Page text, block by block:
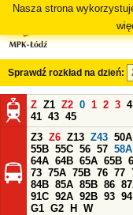
Nasza strona
Sprawdź rozkład na dzień:
Z Z1 Z2 0 1 2 3 4
41 43 45
Z3 Z6 Z13 Z43 50A
55B 55C 56 57 58A
64A 64B 65A 65B
73 75A 75B 76 77
84B 85A 85B 86
91C 92A 92B 93 94
G1 G2 H
W